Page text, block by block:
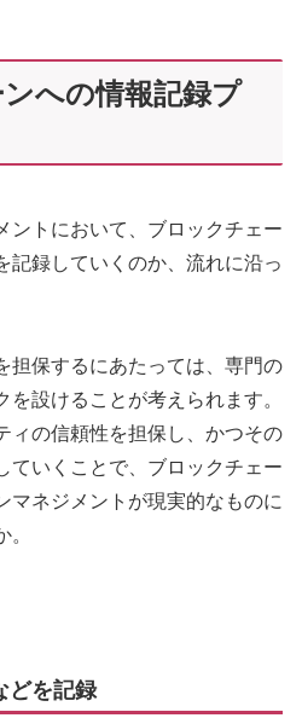
への情報記録プ
ントにおいて、ブロックチェー
記録していくのか、流れに沿っ
担保するにあたっては、専門の
設けることが考えられます。
ィの信頼性を担保し、かつその
ていくことで、ブロックチェー
マネジメントが現実的なものに
どを記録